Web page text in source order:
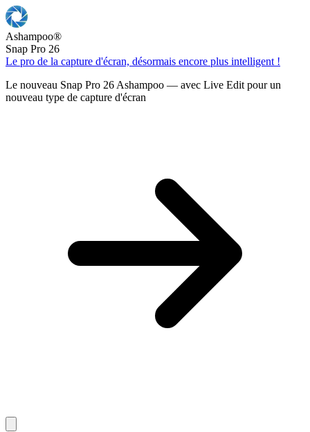
Ashampoo®
Snap Pro 26
Le pro de la capture d'écran, désormais encore plus intelligent !
Le nouveau Snap Pro 26 Ashampoo — avec Live Edit pour un
nouveau type de capture d'écran